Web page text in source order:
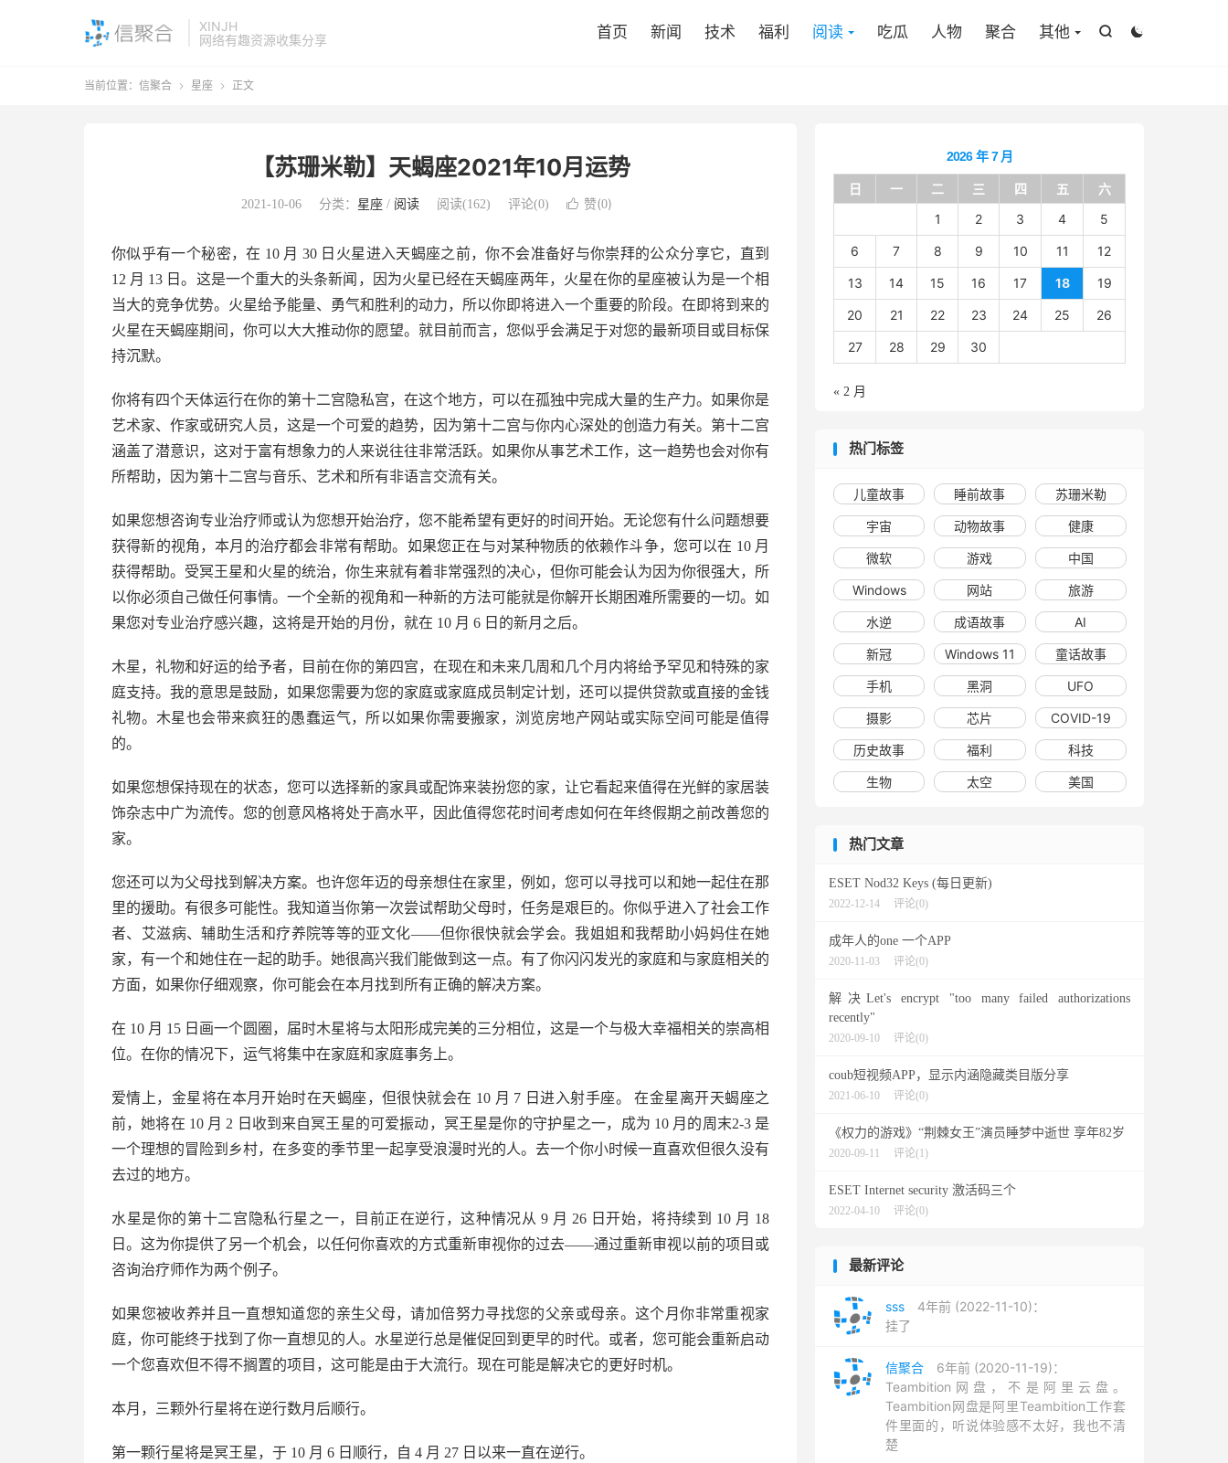
XINJH
网络有趣资源收集分享


首页 新闻 技术 福利 阅读 吃瓜 人物 聚合 其他
当前位置： 信聚合  星座  正文
【苏珊米勒】天蝎座2021年10月运势
2021-10-06 分类： 星座 / 阅读 阅读(162) 评论(0)  赞(0)
你似乎有一个秘密，在 10 月 30 日火星进入天蝎座之前，你不会准备好与你崇拜的公众分享它，直到
12 月 13 日。这是一个重大的头条新闻，因为火星已经在天蝎座两年，火星在你的星座被认为是一个相
当大的竞争优势。火星给予能量、勇气和胜利的动力，所以你即将进入一个重要的阶段。在即将到来的
火星在天蝎座期间，你可以大大推动你的愿望。就目前而言，您似乎会满足于对您的最新项目或目标保
持沉默。
你将有四个天体运行在你的第十二宫隐私宫，在这个地方，可以在孤独中完成大量的生产力。如果你是
艺术家、作家或研究人员，这是一个可爱的趋势，因为第十二宫与你内心深处的创造力有关。第十二宫
涵盖了潜意识，这对于富有想象力的人来说往往非常活跃。如果你从事艺术工作，这一趋势也会对你有
所帮助，因为第十二宫与音乐、艺术和所有非语言交流有关。
如果您想咨询专业治疗师或认为您想开始治疗，您不能希望有更好的时间开始。无论您有什么问题想要
获得新的视角，本月的治疗都会非常有帮助。如果您正在与对某种物质的依赖作斗争，您可以在 10 月
获得帮助。受冥王星和火星的统治，你生来就有着非常强烈的决心，但你可能会认为因为你很强大，所
以你必须自己做任何事情。一个全新的视角和一种新的方法可能就是你解开长期困难所需要的一切。如
果您对专业治疗感兴趣，这将是开始的月份，就在 10 月 6 日的新月之后。
木星，礼物和好运的给予者，目前在你的第四宫，在现在和未来几周和几个月内将给予罕见和特殊的家
庭支持。我的意思是鼓励，如果您需要为您的家庭或家庭成员制定计划，还可以提供贷款或直接的金钱
礼物。木星也会带来疯狂的愚蠢运气，所以如果你需要搬家，浏览房地产网站或实际空间可能是值得
的。
如果您想保持现在的状态，您可以选择新的家具或配饰来装扮您的家，让它看起来值得在光鲜的家居装
饰杂志中广为流传。您的创意风格将处于高水平，因此值得您花时间考虑如何在年终假期之前改善您的
家。
您还可以为父母找到解决方案。也许您年迈的母亲想住在家里，例如，您可以寻找可以和她一起住在那
里的援助。有很多可能性。我知道当你第一次尝试帮助父母时，任务是艰巨的。你似乎进入了社会工作
者、艾滋病、辅助生活和疗养院等等的亚文化——但你很快就会学会。我姐姐和我帮助小妈妈住在她
家，有一个和她住在一起的助手。她很高兴我们能做到这一点。有了你闪闪发光的家庭和与家庭相关的
方面，如果你仔细观察，你可能会在本月找到所有正确的解决方案。
在 10 月 15 日画一个圆圈，届时木星将与太阳形成完美的三分相位，这是一个与极大幸福相关的崇高相
位。在你的情况下，运气将集中在家庭和家庭事务上。
爱情上，金星将在本月开始时在天蝎座，但很快就会在 10 月 7 日进入射手座。 在金星离开天蝎座之
前，她将在 10 月 2 日收到来自冥王星的可爱振动，冥王星是你的守护星之一，成为 10 月的周末2-3 是
一个理想的冒险到乡村，在多变的季节里一起享受浪漫时光的人。去一个你小时候一直喜欢但很久没有
去过的地方。
水星是你的第十二宫隐私行星之一，目前正在逆行，这种情况从 9 月 26 日开始，将持续到 10 月 18
日。这为你提供了另一个机会，以任何你喜欢的方式重新审视你的过去——通过重新审视以前的项目或
咨询治疗师作为两个例子。
如果您被收养并且一直想知道您的亲生父母，请加倍努力寻找您的父亲或母亲。这个月你非常重视家
庭，你可能终于找到了你一直想见的人。水星逆行总是催促回到更早的时代。或者，您可能会重新启动
一个您喜欢但不得不搁置的项目，这可能是由于大流行。现在可能是解决它的更好时机。
本月，三颗外行星将在逆行数月后顺行。
第一颗行星将是冥王星，于 10 月 6 日顺行，自 4 月 27 日以来一直在逆行。
2026 年 7 月
日 一 二 三 四 五
六
1
2 3 4 5
6 7 8 9 10 11 12
13 14 15 16 17 18 19
20 21 22 23 24 25 26
27 28 29 30
« 2 月
热门标签
儿童故事 睡前故事 苏珊米勒
宇宙 动物故事 健康
微软 游戏 中国
Windows 网站 旅游
水逆 成语故事 AI
新冠 Windows 11 童话故事
手机 黑洞 UFO
摄影 芯片 COVID-19
历史故事 福利 科技
生物 太空 美国
热门文章
ESET Nod32 Keys (每日更新)
2022-12-14 评论(0)
成年人的one 一个APP
2020-11-03 评论(0)
解决Let's encrypt "too many failed authorizations
recently"
2020-09-10 评论(0)
coub短视频APP，显示内涵隐藏类目版分享
2021-06-10 评论(0)
《权力的游戏》“荆棘女王”演员睡梦中逝世 享年82岁
2020-09-11 评论(1)
ESET Internet security 激活码三个
2022-04-10 评论(0)
最新评论
sss
4年前 (2022-11-10)：
挂了
信聚合
6年前 (2020-11-19)：
Teambition网盘，不是阿里云盘。
Teambition网盘是阿里Teambition工作套
件里面的，听说体验感不太好，我也不清
楚